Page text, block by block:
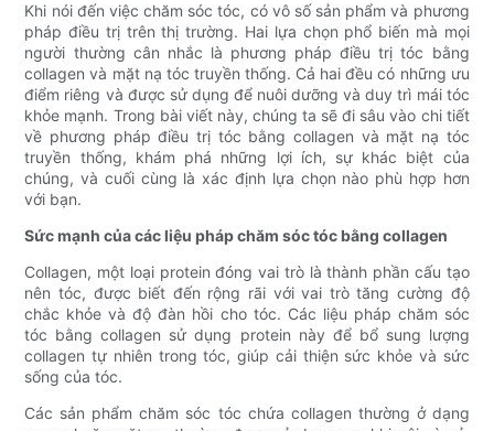
Khi nói đến việc chăm sóc tóc, có vô số sản phẩm và phương
pháp điều trị trên thị trường. Hai lựa chọn phổ biến mà mọi
người thường cân nhắc là phương pháp điều trị tóc bằng
collagen và mặt nạ tóc truyền thống. Cả hai đều có những ưu
điểm riêng và được sử dụng để nuôi dưỡng và duy trì mái tóc
khỏe mạnh. Trong bài viết này, chúng ta sẽ đi sâu vào chi tiết
về phương pháp điều trị tóc bằng collagen và mặt nạ tóc
truyền thống, khám phá những lợi ích, sự khác biệt của
chúng, và cuối cùng là xác định lựa chọn nào phù hợp hơn
với bạn.
Sức mạnh của các liệu pháp chăm sóc tóc bằng collagen
Collagen, một loại protein đóng vai trò là thành phần cấu tạo
nên tóc, được biết đến rộng rãi với vai trò tăng cường độ
chắc khỏe và độ đàn hồi cho tóc. Các liệu pháp chăm sóc
tóc bằng collagen sử dụng protein này để bổ sung lượng
collagen tự nhiên trong tóc, giúp cải thiện sức khỏe và sức
sống của tóc.
Các sản phẩm chăm sóc tóc chứa collagen thường ở dạng